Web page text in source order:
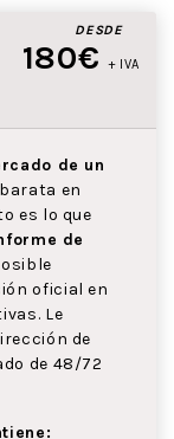
DESDE
180€ + IVA
de un
en
es lo que
de
oficial en
Le
de
de 48/72